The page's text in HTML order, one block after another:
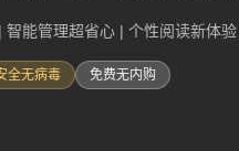
智能管理超省心 | 个性阅读新体验
全无病毒 免费无内购